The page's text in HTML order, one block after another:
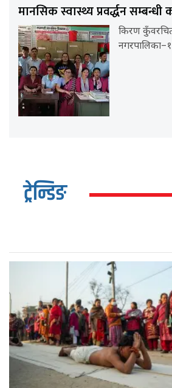
मानसिक स्वास्थ्य प्रवर्द्धन सम्बन्धी
किरण
ट्रेन्डिङ